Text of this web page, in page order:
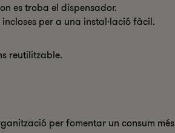
es troba el dispensador.
per a una instal·lació fàcil.
reutilitzable.
per fomentar un consum més